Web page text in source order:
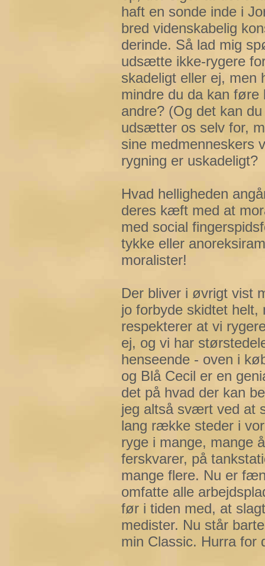
haft en sonde inde i
bred videnskabelig
derinde. Så lad mig
udsætte ikke-rygere
skadeligt eller ej, men
mindre du da kan
andre? (Og det kan
udsætter os selv for,
sine medmenneskers
rygning er uskadeligt?
Hvad helligheden
deres kæft med at
med social
tykke eller
moralister!
Der bliver i øvrigt vist
jo forbyde skidtet
respekterer at vi
ej, og vi har
henseende - oven i
og Blå Cecil er en
det på hvad der kan
jeg altså svært ved at
lang række steder i
ryge i mange, mange
ferskvarer, på
mange flere. Nu er
omfatte alle
før i tiden med, at
medister. Nu står
min Classic. Hurra for